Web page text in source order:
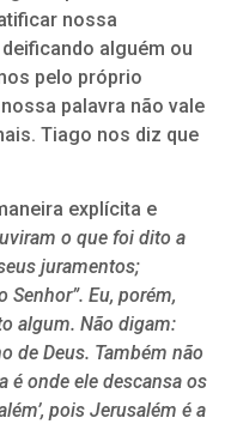
nossa
alguém ou
pelo próprio
palavra não vale
Tiago nos diz que
explícita e
o que foi dito a
juramentos;
Eu, porém,
algum. Não digam:
de Deus. Também não
é onde ele descansa os
pois Jerusalém é a